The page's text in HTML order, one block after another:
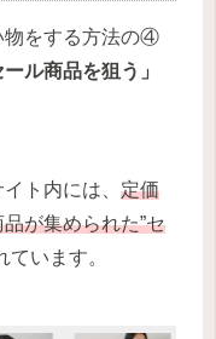
物をする方法の④
ール商品を狙う」
ト内には、 定価
が集められた”セ
ています。